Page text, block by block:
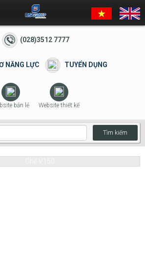
(028)3512 7777
NĂNG LỰC TUYỂN DỤNG
bán lẻ Website thiết kế
Tìm kiếm